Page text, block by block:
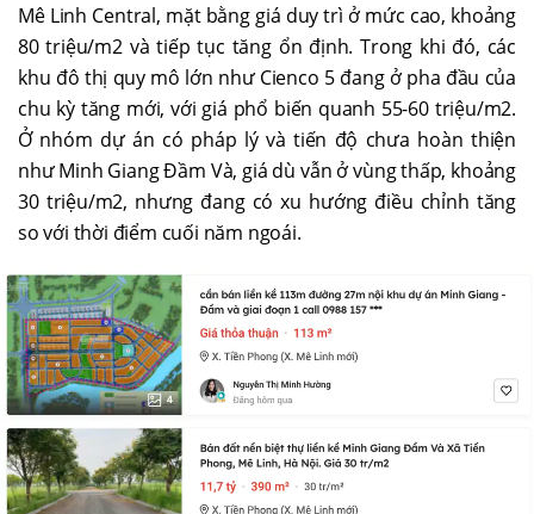
Mê Linh Central, mặt bằng giá duy trì ở mức cao, khoảng
80 triệu/m2 và tiếp tục tăng ổn định. Trong khi đó, các
khu đô thị quy mô lớn như Cienco 5 đang ở pha đầu của
chu kỳ tăng mới, với giá phổ biến quanh 55-60 triệu/m2.
Ở nhóm dự án có pháp lý và tiến độ chưa hoàn thiện
như Minh Giang Đầm Và, giá dù vẫn ở vùng thấp, khoảng
30 triệu/m2, nhưng đang có xu hướng điều chỉnh tăng
so với thời điểm cuối năm ngoái.